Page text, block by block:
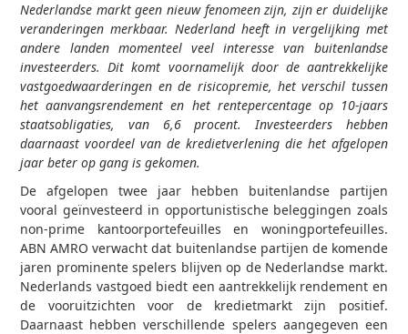
Nederlandse markt geen nieuw fenomeen zijn, zijn er duidelijke
veranderingen merkbaar. Nederland heeft in vergelijking met
andere landen momenteel veel interesse van buitenlandse
investeerders. Dit komt voornamelijk door de aantrekkelijke
vastgoedwaarderingen en de risicopremie, het verschil tussen
het aanvangsrendement en het rentepercentage op 10-jaars
staatsobligaties, van 6,6 procent. Investeerders hebben
daarnaast voordeel van de kredietverlening die het afgelopen
jaar beter op gang is gekomen.
De afgelopen twee jaar hebben buitenlandse partijen
vooral geïnvesteerd in opportunistische beleggingen zoals
non-prime kantoorportefeuilles en woningportefeuilles.
ABN AMRO verwacht dat buitenlandse partijen de komende
jaren prominente spelers blijven op de Nederlandse markt.
Nederlands vastgoed biedt een aantrekkelijk rendement en
de vooruitzichten voor de kredietmarkt zijn positief.
Daarnaast hebben verschillende spelers aangegeven een